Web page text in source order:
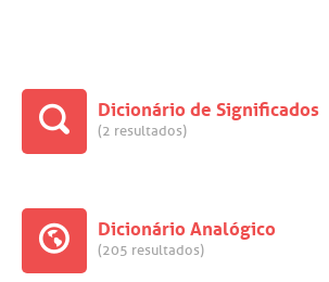
Dicionário de Significados
(2 resultados)
Dicionário Analógico
(205 resultados)